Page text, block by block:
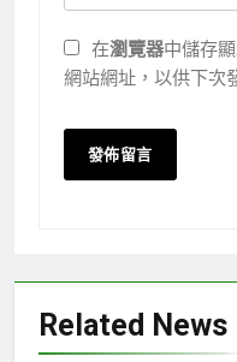
在瀏覽器中儲存
網站網址，以供下次
Related News